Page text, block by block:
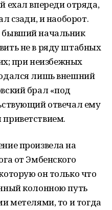
ехал впереди отряда,
сзади, и наоборот.
бывший начальник
не в ряду штабных
при неизбежных
лишь внешний
брал «под
отвечал ему
произвела на
от Эмбенского
он только что
колонною путь
метелями, то и тогда